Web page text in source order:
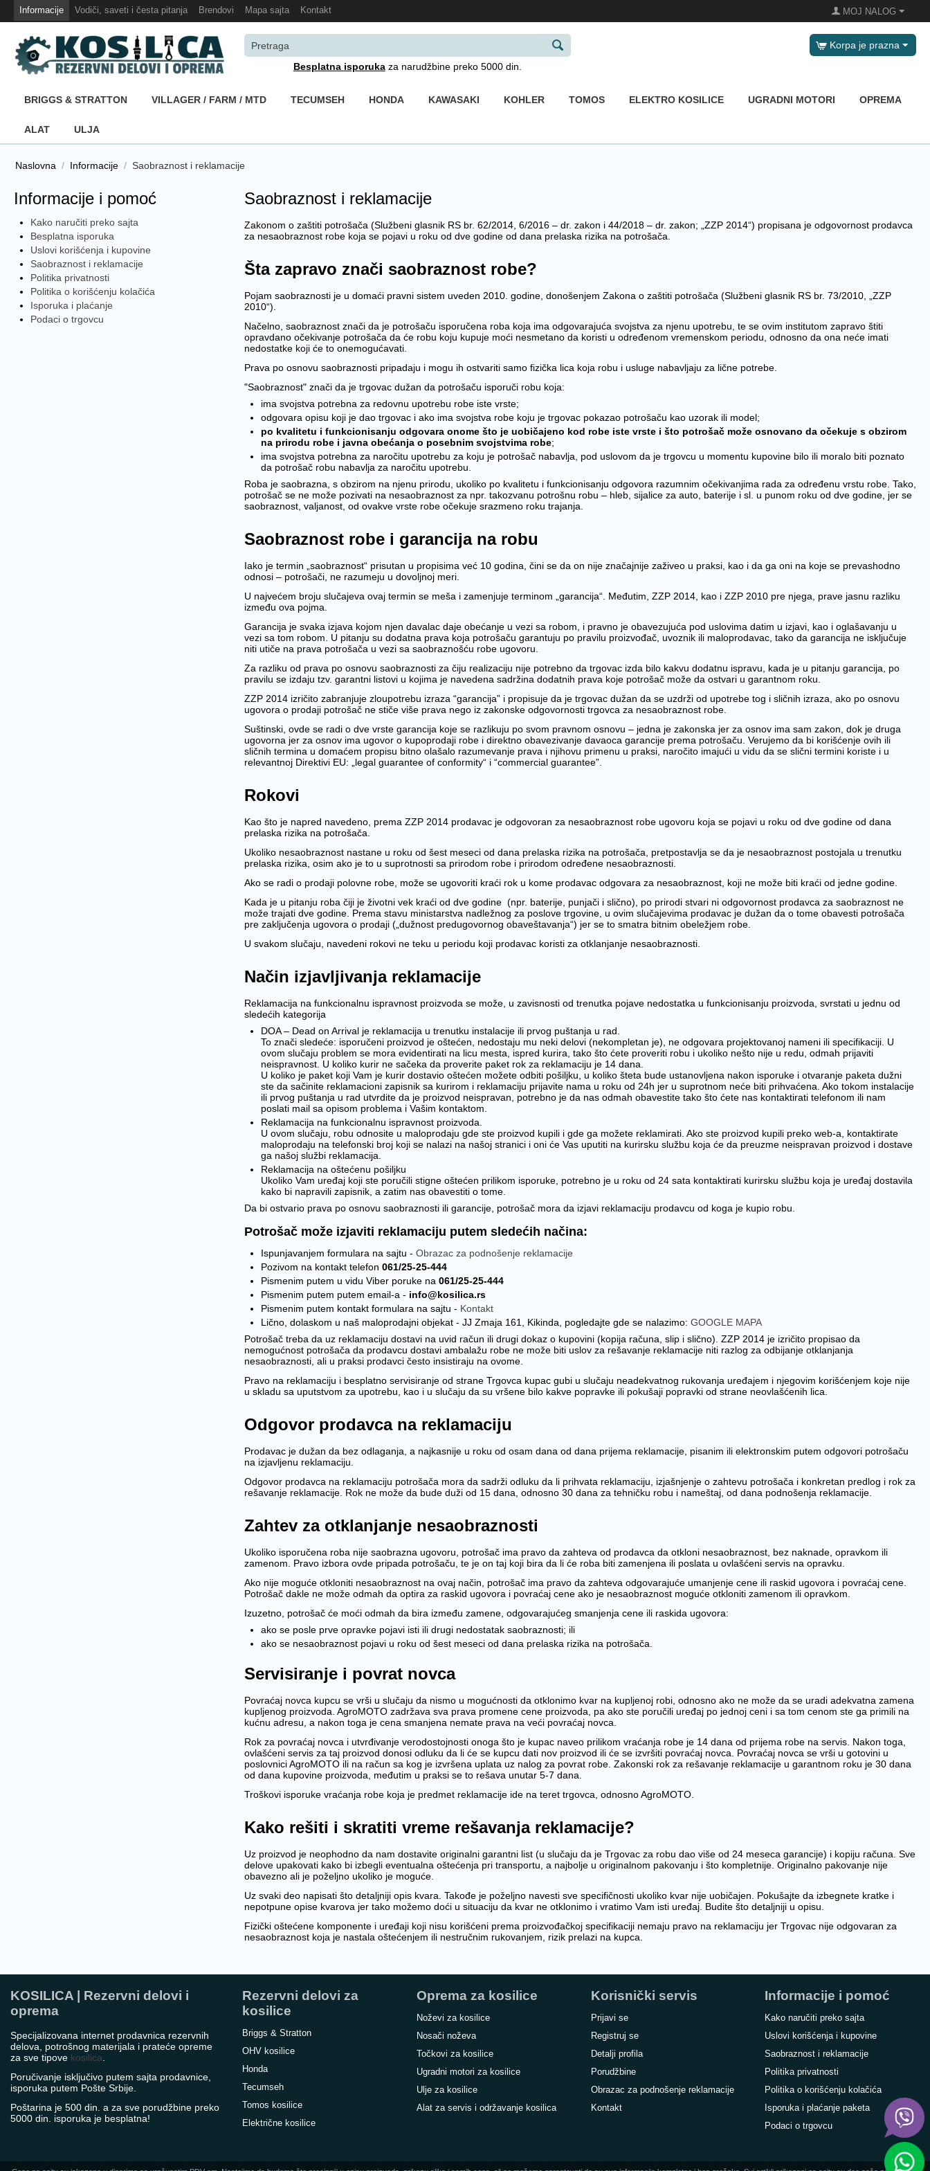
Informacije Vodiči, saveti i česta pitanja Brendovi Mapa sajta Kontakt MOJ NALOG
Besplatna isporukaza narudžbine preko 5000 din.
Korpa je prazna
BRIGGS & STRATTON VILLAGER / FARM / MTD TECUMSEH HONDA KAWASAKI KOHLER TOMOS ELEKTRO KOSILICE UGRADNI MOTORI OPREMA
ALAT ULJA
Naslovna / Informacije / Saobraznost i reklamacije
Informacije i pomoć
Kako naručiti preko sajta
Besplatna isporuka
Uslovi korišćenja i kupovine
Saobraznost i reklamacije
Politika privatnosti
Politika o korišćenju kolačića
Isporuka i plaćanje
Podaci o trgovcu
Saobraznost i reklamacije
Zakonom o zaštiti potrošača (Službeni glasnik RS br. 62/2014, 6/2016 – dr. zakon i 44/2018 – dr. zakon; „ZZP 2014“) propisana je odgovornost prodavca
za nesaobraznost robe koja se pojavi u roku od dve godine od dana prelaska rizika na potrošača.
Šta zapravo znači saobraznost robe?
Pojam saobraznosti je u domaći pravni sistem uveden 2010. godine, donošenjem Zakona o zaštiti potrošača (Službeni glasnik RS br. 73/2010, „ZZP
2010“).
Načelno, saobraznost znači da je potrošaču isporučena roba koja ima odgovarajuća svojstva za njenu upotrebu, te se ovim institutom zapravo štiti
opravdano očekivanje potrošača da će robu koju kupuje moći nesmetano da koristi u određenom vremenskom periodu, odnosno da ona neće imati
nedostatke koji će to onemogućavati.
Prava po osnovu saobraznosti pripadaju i mogu ih ostvariti samo fizička lica koja robu i usluge nabavljaju za lične potrebe.
"Saobraznost" znači da je trgovac dužan da potrošaču isporuči robu koja:
ima svojstva potrebna za redovnu upotrebu robe iste vrste;
odgovara opisu koji je dao trgovac i ako ima svojstva robe koju je trgovac pokazao potrošaču kao uzorak ili model;
po kvalitetu i funkcionisanju odgovara onome što je uobičajeno kod robe iste vrste i što potrošač može osnovano da očekuje s obzirom
na prirodu robe i javna obećanja o posebnim svojstvima robe;
ima svojstva potrebna za naročitu upotrebu za koju je potrošač nabavlja, pod uslovom da je trgovcu u momentu kupovine bilo ili moralo biti poznato
da potrošač robu nabavlja za naročitu upotrebu.
Roba je saobrazna, s obzirom na njenu prirodu, ukoliko po kvalitetu i funkcionisanju odgovora razumnim očekivanjima rada za određenu vrstu robe. Tako,
potrošač se ne može pozivati na nesaobraznost za npr. takozvanu potrošnu robu – hleb, sijalice za auto, baterije i sl. u punom roku od dve godine, jer se
saobraznost, valjanost, od ovakve vrste robe očekuje srazmeno roku trajanja.
Saobraznost robe i garancija na robu
Iako je termin „saobraznost“ prisutan u propisima već 10 godina, čini se da on nije značajnije zaživeo u praksi, kao i da ga oni na koje se prevashodno
odnosi – potrošači, ne razumeju u dovoljnoj meri.
U najvećem broju slučajeva ovaj termin se meša i zamenjuje terminom „garancija“. Međutim, ZZP 2014, kao i ZZP 2010 pre njega, prave jasnu razliku
između ova pojma.
Garancija je svaka izjava kojom njen davalac daje obećanje u vezi sa robom, i pravno je obavezujuća pod uslovima datim u izjavi, kao i oglašavanju u
vezi sa tom robom. U pitanju su dodatna prava koja potrošaču garantuju po pravilu proizvođač, uvoznik ili maloprodavac, tako da garancija ne isključuje
niti utiče na prava potrošača u vezi sa saobraznošću robe ugovoru.
Za razliku od prava po osnovu saobraznosti za čiju realizaciju nije potrebno da trgovac izda bilo kakvu dodatnu ispravu, kada je u pitanju garancija, po
pravilu se izdaju tzv. garantni listovi u kojima je navedena sadržina dodatnih prava koje potrošač može da ostvari u garantnom roku.
ZZP 2014 izričito zabranjuje zloupotrebu izraza “garancija” i propisuje da je trgovac dužan da se uzdrži od upotrebe tog i sličnih izraza, ako po osnovu
ugovora o prodaji potrošač ne stiče više prava nego iz zakonske odgovornosti trgovca za nesaobraznost robe.
Suštinski, ovde se radi o dve vrste garancija koje se razlikuju po svom pravnom osnovu – jedna je zakonska jer za osnov ima sam zakon, dok je druga
ugovorna jer za osnov ima ugovor o kupoprodaji robe i direktno obavezivanje davaoca garancije prema potrošaču. Verujemo da bi korišćenje ovih ili
sličnih termina u domaćem propisu bitno olašalo razumevanje prava i njihovu primenu u praksi, naročito imajući u vidu da se slični termini koriste i u
relevantnoj Direktivi EU: „legal guarantee of conformity“ i “commercial guarantee”.
Rokovi
Kao što je napred navedeno, prema ZZP 2014 prodavac je odgovoran za nesaobraznost robe ugovoru koja se pojavi u roku od dve godine od dana
prelaska rizika na potrošača.
Ukoliko nesaobraznost nastane u roku od šest meseci od dana prelaska rizika na potrošača, pretpostavlja se da je nesaobraznost postojala u trenutku
prelaska rizika, osim ako je to u suprotnosti sa prirodom robe i prirodom određene nesaobraznosti.
Ako se radi o prodaji polovne robe, može se ugovoriti kraći rok u kome prodavac odgovara za nesaobraznost, koji ne može biti kraći od jedne godine.
Kada je u pitanju roba čiji je životni vek kraći od dve godine (npr. baterije, punjači i slično), po prirodi stvari ni odgovornost prodavca za saobraznost ne
može trajati dve godine. Prema stavu ministarstva nadležnog za poslove trgovine, u ovim slučajevima prodavac je dužan da o tome obavesti potrošača
pre zaključenja ugovora o prodaji („dužnost predugovornog obaveštavanja“) jer se to smatra bitnim obeležjem robe.
U svakom slučaju, navedeni rokovi ne teku u periodu koji prodavac koristi za otklanjanje nesaobraznosti.
Način izjavljivanja reklamacije
Reklamacija na funkcionalnu ispravnost proizvoda se može, u zavisnosti od trenutka pojave nedostatka u funkcionisanju proizvoda, svrstati u jednu od
sledećih kategorija
DOA – Dead on Arrival je reklamacija u trenutku instalacije ili prvog puštanja u rad.
To znači sledeće: isporučeni proizvod je oštećen, nedostaju mu neki delovi (nekompletan je), ne odgovara projektovanoj nameni ili specifikaciji. U
ovom slučaju problem se mora evidentirati na licu mesta, ispred kurira, tako što ćete proveriti robu i ukoliko nešto nije u redu, odmah prijaviti
neispravnost. U koliko kurir ne sačeka da proverite paket rok za reklamaciju je 14 dana.
U koliko je paket koji Vam je kurir dostavio oštećen možete odbiti pošiljku, u koliko šteta bude ustanovljena nakon isporuke i otvaranje paketa dužni
ste da sačinite reklamacioni zapisnik sa kurirom i reklamaciju prijavite nama u roku od 24h jer u suprotnom neće biti prihvaćena. Ako tokom instalacije
ili prvog puštanja u rad utvrdite da je proizvod neispravan, potrebno je da nas odmah obavestite tako što ćete nas kontaktirati telefonom ili nam
poslati mail sa opisom problema i Vašim kontaktom.
Reklamacija na funkcionalnu ispravnost proizvoda.
U ovom slučaju, robu odnosite u maloprodaju gde ste proizvod kupili i gde ga možete reklamirati. Ako ste proizvod kupili preko web-a, kontaktirate
maloprodaju na telefonski broj koji se nalazi na našoj stranici i oni će Vas uputiti na kurirsku službu koja će da preuzme neispravan proizvod i dostave
ga našoj službi reklamacija.
Reklamacija na oštećenu pošiljku
Ukoliko Vam uređaj koji ste poručili stigne oštećen prilikom isporuke, potrebno je u roku od 24 sata kontaktirati kurirsku službu koja je uređaj dostavila
kako bi napravili zapisnik, a zatim nas obavestiti o tome.
Da bi ostvario prava po osnovu saobraznosti ili garancije, potrošač mora da izjavi reklamaciju prodavcu od koga je kupio robu.
Potrošač može izjaviti reklamaciju putem sledećih načina:
Ispunjavanjem formulara na sajtu - Obrazac za podnošenje reklamacije
Pozivom na kontakt telefon 061/25-25-444
Pismenim putem u vidu Viber poruke na 061/25-25-444
Pismenim putem putem email-a - info@kosilica.rs
Pismenim putem kontakt formulara na sajtu - Kontakt
Lično, dolaskom u naš maloprodajni objekat - JJ Zmaja 161, Kikinda, pogledajte gde se nalazimo: GOOGLE MAPA
Potrošač treba da uz reklamaciju dostavi na uvid račun ili drugi dokaz o kupovini (kopija računa, slip i slično). ZZP 2014 je izričito propisao da
nemogućnost potrošača da prodavcu dostavi ambalažu robe ne može biti uslov za rešavanje reklamacije niti razlog za odbijanje otklanjanja
nesaobraznosti, ali u praksi prodavci često insistiraju na ovome.
Pravo na reklamaciju i besplatno servisiranje od strane Trgovca kupac gubi u slučaju neadekvatnog rukovanja uređajem i njegovim korišćenjem koje nije
u skladu sa uputstvom za upotrebu, kao i u slučaju da su vršene bilo kakve popravke ili pokušaji popravki od strane neovlašćenih lica.
Odgovor prodavca na reklamaciju
Prodavac je dužan da bez odlaganja, a najkasnije u roku od osam dana od dana prijema reklamacije, pisanim ili elektronskim putem odgovori potrošaču
na izjavljenu reklamaciju.
Odgovor prodavca na reklamaciju potrošača mora da sadrži odluku da li prihvata reklamaciju, izjašnjenje o zahtevu potrošača i konkretan predlog i rok za
rešavanje reklamacije. Rok ne može da bude duži od 15 dana, odnosno 30 dana za tehničku robu i nameštaj, od dana podnošenja reklamacije.
Zahtev za otklanjanje nesaobraznosti
Ukoliko isporučena roba nije saobrazna ugovoru, potrošač ima pravo da zahteva od prodavca da otkloni nesaobraznost, bez naknade, opravkom ili
zamenom. Pravo izbora ovde pripada potrošaču, te je on taj koji bira da li će roba biti zamenjena ili poslata u ovlašćeni servis na opravku.
Ako nije moguće otkloniti nesaobraznost na ovaj način, potrošač ima pravo da zahteva odgovarajuće umanjenje cene ili raskid ugovora i povraćaj cene.
Potrošač dakle ne može odmah da optira za raskid ugovora i povraćaj cene ako je nesaobraznost moguće otkloniti zamenom ili opravkom.
Izuzetno, potrošač će moći odmah da bira između zamene, odgovarajućeg smanjenja cene ili raskida ugovora:
ako se posle prve opravke pojavi isti ili drugi nedostatak saobraznosti; ili
ako se nesaobraznost pojavi u roku od šest meseci od dana prelaska rizika na potrošača.
Servisiranje i povrat novca
Povraćaj novca kupcu se vrši u slučaju da nismo u mogućnosti da otklonimo kvar na kupljenoj robi, odnosno ako ne može da se uradi adekvatna zamena
kupljenog proizvoda. AgroMOTO zadržava sva prava promene cene proizvoda, pa ako ste poručili uređaj po jednoj ceni i sa tom cenom ste ga primili na
kućnu adresu, a nakon toga je cena smanjena nemate prava na veći povraćaj novca.
Rok za povraćaj novca i utvrđivanje verodostojnosti onoga što je kupac naveo prilikom vraćanja robe je 14 dana od prijema robe na servis. Nakon toga,
ovlašćeni servis za taj proizvod donosi odluku da li će se kupcu dati nov proizvod ili će se izvršiti povraćaj novca. Povraćaj novca se vrši u gotovini u
poslovnici AgroMOTO ili na račun sa kog je izvršena uplata uz nalog za povrat robe. Zakonski rok za rešavanje reklamacije u garantnom roku je 30 dana
od dana kupovine proizvoda, međutim u praksi se to rešava unutar 5-7 dana.
Troškovi isporuke vraćanja robe koja je predmet reklamacije ide na teret trgovca, odnosno AgroMOTO.
Kako rešiti i skratiti vreme rešavanja reklamacije?
Uz proizvod je neophodno da nam dostavite originalni garantni list (u slučaju da je Trgovac za robu dao više od 24 meseca garancije) i kopiju računa. Sve
delove upakovati kako bi izbegli eventualna oštećenja pri transportu, a najbolje u originalnom pakovanju i što kompletnije. Originalno pakovanje nije
obavezno ali je poželjno ukoliko je moguće.
Uz svaki deo napisati što detaljniji opis kvara. Takođe je poželjno navesti sve specifičnosti ukoliko kvar nije uobičajen. Pokušajte da izbegnete kratke i
nepotpune opise kvarova jer tako možemo doći u situaciju da kvar ne otklonimo i vratimo Vam isti uređaj. Budite što detaljniji u opisu.
Fizički oštećene komponente i uređaji koji nisu korišćeni prema proizvođačkoj specifikaciji nemaju pravo na reklamaciju jer Trgovac nije odgovaran za
nesaobraznost koja je nastala oštećenjem ili nestručnim rukovanjem, rizik prelazi na kupca.
KOSILICA | Rezervni delovi i
oprema
Specijalizovana internet prodavnica rezervnih
delova, potrošnog materijala i prateće opreme
za sve tipove kosilica
Poručivanje isključivo putem sajta prodavnice,
isporuka putem Pošte Srbije.
Poštarina je 500 din. a za sve porudžbine preko
5000 din. isporuka je besplatna!
Rezervni delovi za
kosilice
Briggs & Stratton
OHV kosilice
Honda
Tecumseh
Tomos kosilice
Električne kosilice
Oprema za kosilice
Noževi za kosilice
Nosači noževa
Točkovi za kosilice
Ugradni motori za kosilice
Ulje za kosilice
Alat za servis i održavanje kosilica
Korisnički servis
Prijavi se
Registruj se
Detalji profila
Porudžbine
Obrazac za podnošenje reklamacije
Kontakt
Informacije i pomoć
Kako naručiti preko sajta
Uslovi korišćenja i kupovine
Saobraznost i reklamacije
Politika privatnosti
Politika o korišćenju kolačića
Isporuka i plaćanje paketa
Podaci o trgovcu